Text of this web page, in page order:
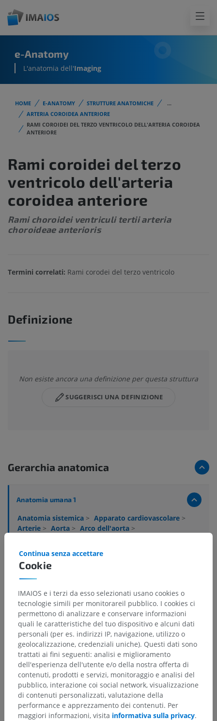
e-Anatomy
L'anatomia dell'Imaging
HOME E-ANATOMY STRUTTURE ANATOMICHE
...
ARTERIA COROIDEA ANTERIORE
RAMI COROIDEI DEL TERZO VENTRICOLO DELL'ARTERIA COROIDEA
ANTERIORE
Rami coroidei del terzo
ventricolo dell'arteria
coroidea anteriore
Rami choroidei ventriculi tertii arteria
choroideae anterioris
Termini correlati: Rami corodei del terzo ventricolo
Definizione
Non esiste ancora una definizione per questa struttura
SUGGERISCI UNA DEFINIZIONE
Gerarchia anatomica
Anatomia umana 1
Anatomia sistemica > Apparato cardiovascolare >
Arterie > Aorta > Arco dell'aorta >
Parte cerebrale
Rami coroidei del terzo ventricolo dell'arteria
coroidea anteriore
Strutture sottostanti:Non sono presenti strutture
soggiacenti per questa parte anatomica
Neuroanatomia umana
Traduzioni
Cookie
Continua senza accettare
IMAIOS e i terzi da esso selezionati usano cookies o
tecnologie simili per monitorareil pubblico. I cookies ci
permettono di analizzare e conservare informazioni
quali le caratteristiche del tuo dispositivo e alcuni dati
personali (per es. indirizzi IP, navigazione, utilizzo o
geolocalizzazione, credenziali uniche). Questi dati sono
trattati ai fini seguenti: analisi e miglioramento
dell'esperienza dell'utente e/o della nostra offerta di
contenuti, prodotti e servizi, monitoraggio e analisi del
pubblico, interazione coi social network, visualizzazione
di contenuti personalizzati, valutazione della
performance e apprezzamento dei contenuti. Per
maggiori informazioni, visita informativa sulla privacy.